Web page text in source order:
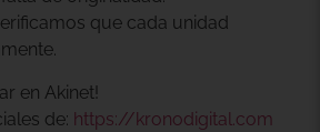
que cada unidad
en Akinet!
de: https://kronodigital.com